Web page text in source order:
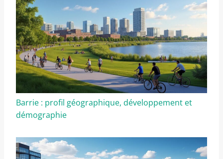
Barrie : profil géographique, développement et
démographie